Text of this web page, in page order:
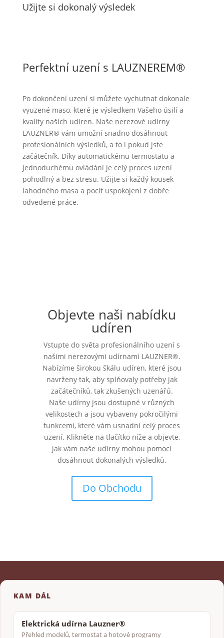
Užijte si dokonalý výsledek
Perfektní uzení s LAUZNEREM®
Po dokončení uzení si můžete vychutnat dokonale
vyuzené maso, které je výsledkem Vašeho úsilí a
kvality našich udíren. Naše nerezové udírny
LAUZNER® vám umožní snadno dosáhnout
profesionálních výsledků, a to i pokud jste
začátečník. Díky automatickému termostatu a
jednoduchému ovládání je celý proces uzení
pohodlný a bez stresu. Užijte si každý kousek
lahodného masa a pocit uspokojení z dobře
odvedené práce.
Objevte naši nabídku
udíren
Vstupte do světa profesionálního uzení s
našimi nerezovými udírnami LAUZNER®.
Nabízíme širokou škálu udíren, které jsou
navrženy tak, aby splňovaly potřeby jak
začátečníků, tak zkušených uzenářů.
Naše udírny jsou dostupné v různých
velikostech a jsou vybaveny pokročilými
funkcemi, které vám usnadní celý proces
uzení. Klikněte na tlačítko níže a objevte,
jak vám naše udírny mohou pomoci
dosáhnout dokonalých výsledků.
Do Obchodu
KAM DÁL
Elektrická udírna Lauzner®
Přehled modelů, termostat a hotové programy